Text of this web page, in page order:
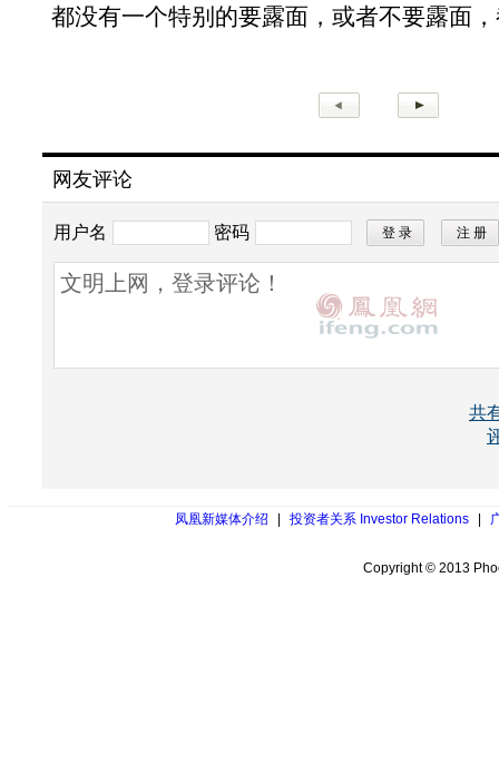
都没有一个特别的要露面，或者不要露面
网友评论
用户名 密码
共
凤凰新媒体介绍 | 投资者关系 Investor Relations |
Copyright © 2013